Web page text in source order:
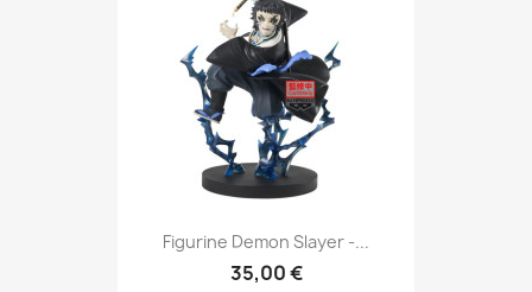
Figurine Demon Slayer -...
35,00 €